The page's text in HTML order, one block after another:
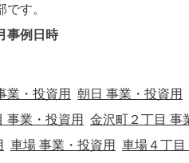
す。
事例日時
業・投資用 朝日 事業・投資用
事業・投資用 金沢町２丁目 事
車場 事業・投資用 車場４丁目